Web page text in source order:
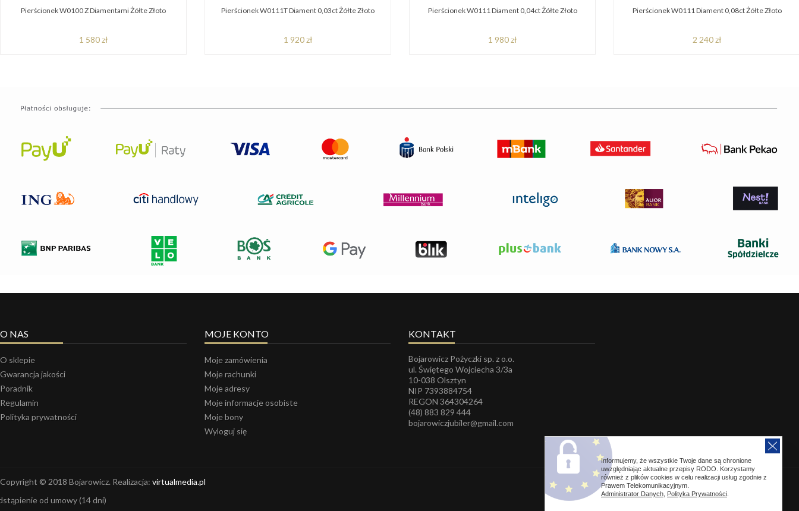
Pierścionek W0100 Z Diamentami Żółte Złoto
1 580 zł
Pierścionek W0111T Diament 0,03ct Żółte Złoto
1 920 zł
Pierścionek W0111 Diament 0,04ct Żółte Złoto
1 980 zł
Pierścionek W0111 Diament 0,08ct Żółte Złoto
2 240 zł
O NAS
O sklepie
Gwarancja jakości
Poradnik
Regulamin
Polityka prywatności
MOJE KONTO
Moje zamówienia
Moje rachunki
Moje adresy
Moje informacje osobiste
Moje bony
Wyloguj się
KONTAKT
Bojarowicz Pożyczki sp. z o.o.
ul. Świętego Wojciecha 3/3a
10-038 Olsztyn
NIP 7393884754
REGON 364304264
(48) 883 829 444
bojarowiczjubiler@gmail.com
Copyright © 2018 Bojarowicz. Realizacja: virtualmedia.pl
od umowy(14 dni)
Informujemy, że wszystkie Twoje dane są chronione
uwzględniając aktualne przepisy RODO. Korzystamy
również z plików cookies w celu realizacji usług zgodnie z
Prawem Telekomunikacyjnym.
Administrator Danych Polityka Prywatności